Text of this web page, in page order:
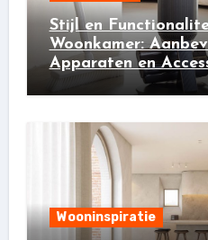
Stijl en
Woonkamer:
Apparaten en
Wooninspiratie